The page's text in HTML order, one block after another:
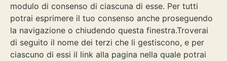
modulo di consenso di ciascuna di esse. Per tutti
potrai esprimere il tuo consenso anche proseguendo
la navigazione o chiudendo questa finestra.Troverai
di seguito il nome dei terzi che li gestiscono, e per
ciascuno di essi il link alla pagina nella quale potrai